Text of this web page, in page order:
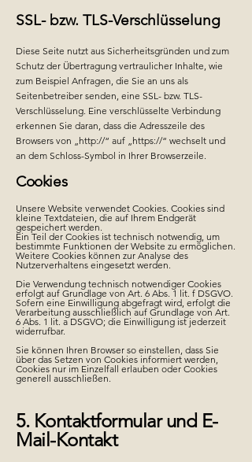
SSL- bzw. TLS-Verschlüsselung
Diese Seite nutzt aus Sicherheitsgründen und zum
Schutz der Übertragung vertraulicher Inhalte, wie
zum Beispiel Anfragen, die Sie an uns als
Seitenbetreiber senden, eine SSL- bzw. TLS-
Verschlüsselung. Eine verschlüsselte Verbindung
erkennen Sie daran, dass die Adresszeile des
Browsers von „http://“ auf „https://“ wechselt und
an dem Schloss-Symbol in Ihrer Browserzeile.
Cookies
Unsere Website verwendet Cookies. Cookies sind
kleine Textdateien, die auf Ihrem Endgerät
gespeichert werden.
Ein Teil der Cookies ist technisch notwendig, um
bestimmte Funktionen der Website zu ermöglichen.
Weitere Cookies können zur Analyse des
Nutzerverhaltens eingesetzt werden.
Die Verwendung technisch notwendiger Cookies
erfolgt auf Grundlage von Art. 6 Abs. 1 lit. f DSGVO.
Sofern eine Einwilligung abgefragt wird, erfolgt die
Verarbeitung ausschließlich auf Grundlage von Art.
6 Abs. 1 lit. a DSGVO; die Einwilligung ist jederzeit
widerrufbar.
Sie können Ihren Browser so einstellen, dass Sie
über das Setzen von Cookies informiert werden,
Cookies nur im Einzelfall erlauben oder Cookies
generell ausschließen.
5. Kontaktformular und E-
Mail-Kontakt